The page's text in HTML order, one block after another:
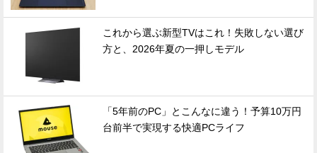
これから選ぶ新型TVはこれ！失敗しない選び
方と、2026年夏の一押しモデル
「5年前のPC」とこんなに違う！予算10万円
台前半で実現する快適PCライフ